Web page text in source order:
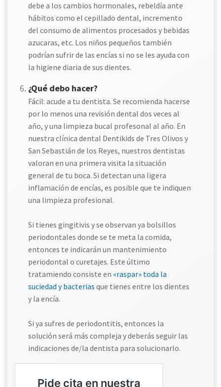
debe a los cambios hormonales, rebeldía ante
hábitos como el cepillado dental, incremento
del consumo de alimentos procesados y bebidas
azucaras, etc. Los niños pequeños también
podrían sufrir de las encías si no se les ayuda con
la higiene diaria de sus dientes.
¿Qué debo hacer?
Fácil: acude a tu dentista. Se recomienda hacerse
por lo menos una revisión dental dos veces al
año, y una limpieza bucal profesonal al año. En
nuestra clínica dental Dentikids de Tres Olivos y
San Sebastián de los Reyes, nuestros dentistas
valoran en una primera visita la situación
general de tu boca. Si detectan una ligera
inflamación de encías, es posible que te indiquen
una limpieza profesional.
Si tienes gingitivis y se observan ya bolsillos
periodontales donde se te meta la comida,
entonces te indicarán un mantenimiento
periodontal o curetajes. Este último
tratamiendo consiste en «raspar» toda la
suciedad y bacterias que tienes entre los dientes
y la encía.
Si ya sufres de periodontitis, entonces la
solución será más compleja y deberás seguir las
indicaciones de/la dentista para solucionarlo.